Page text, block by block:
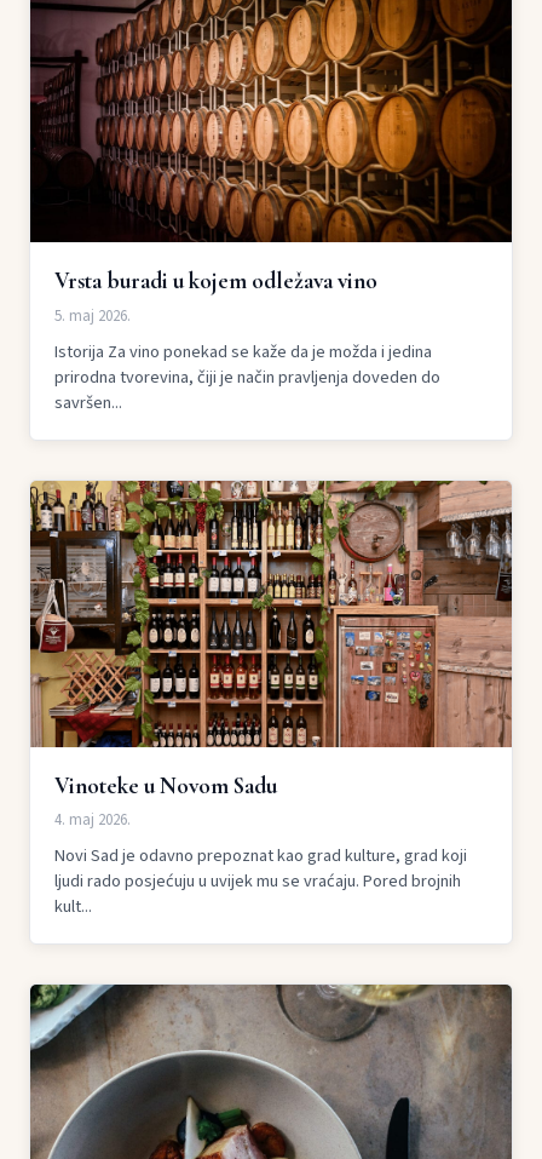
Vrsta buradi u kojem odležava vino
5. maj 2026.
Istorija Za vino ponekad se kaže da je možda i jedina
prirodna tvorevina, čiji je način pravljenja doveden do
savršen...
Vinoteke u Novom Sadu
4. maj 2026.
Novi Sad je odavno prepoznat kao grad kulture, grad koji
ljudi rado posjećuju u uvijek mu se vraćaju. Pored brojnih
kult...